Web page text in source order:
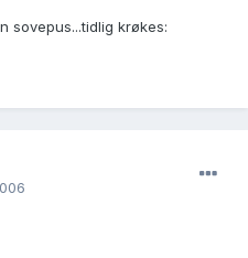
sovepus...tidlig krøkes: